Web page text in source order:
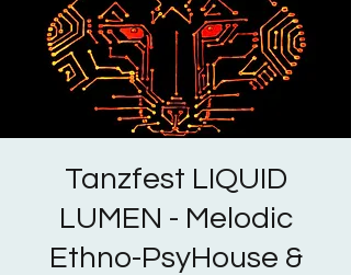
Tanzfest LIQUID
LUMEN - Melodic
Ethno-PsyHouse &